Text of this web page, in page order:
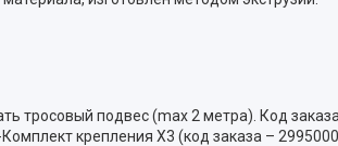
тросовый подвес (max 2 метра). Код
крепления X3 (код заказа –